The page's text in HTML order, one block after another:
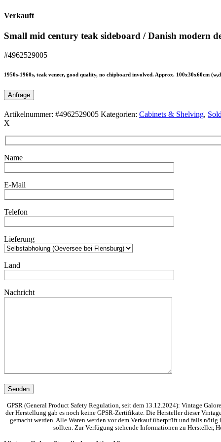
Verkauft
Small mid century teak sideboard / Danish modern
#4962529005
1950s-1960s, teak veneer, good quality, no chipboard involved. Approx. 100x30x60cm
Anfrage
Artikelnummer: #4962529005 Kategorien: Cabinets & Shelving,
X
Name
E-Mail
Telefon
Lieferung
Land
Nachricht
GPSR (General Product Safety Regulation, seit dem 13.12.2024): Vintage
der Herstellung gab es noch keine GPSR-Zertifikate. Die Hersteller dieser
gemacht werden. Alle Waren werden vor dem Verkauf überprüft und falls
sollten. Zur Verfügung stehende Informationen zu Hersteller,